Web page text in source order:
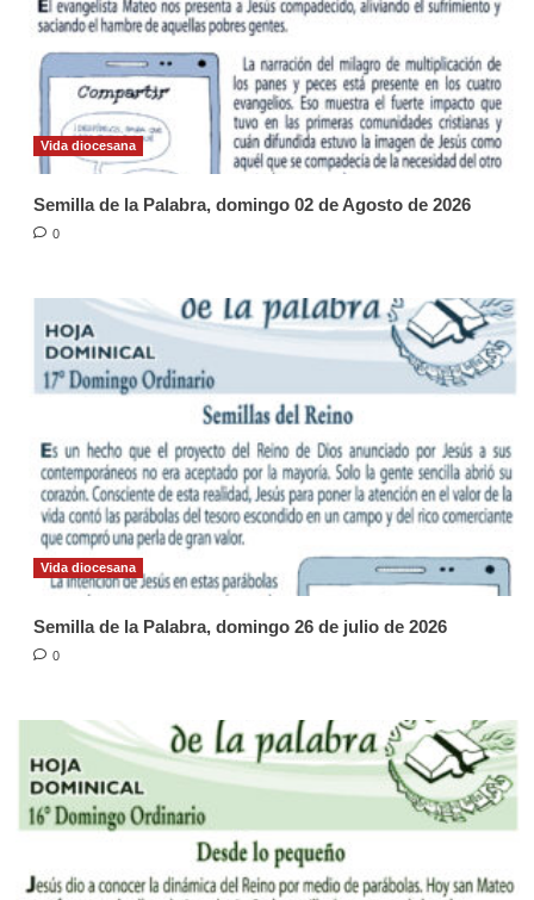
Vida diocesana
Semilla de la Palabra, domingo 02 de Agosto de 2026
0
Vida diocesana
Semilla de la Palabra, domingo 26 de julio de 2026
0